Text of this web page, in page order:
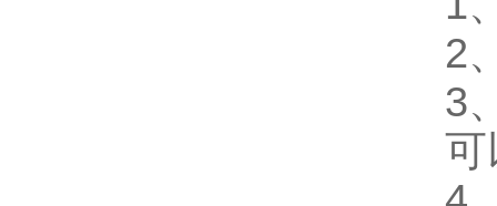
2
3
可